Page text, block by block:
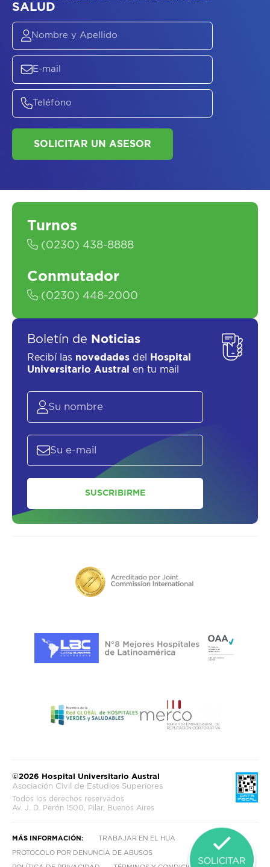
ASESORATE SOBRE
PLAN DE
SALUD
SOLICITAR UN ASESOR
Turnos
(0230) 438-8888
Conmutador
(0230) 448-2000
Boletín de Noticias
Recibí las novedades del
Hospital
Universitario Austral
en tu mail
SUSCRIBIRME
©2026 Hospital Universitario Austral
Asociación Civil de Estudios Superiores
Todos los derechos reservados
Av. J. D. Perón 1500, Pilar, Buenos Aires
MÁS INFORMACIÓN: TRABAJAR EN EL HUA
PROTOCOLO POR DENUNCIA DE ABUSOS